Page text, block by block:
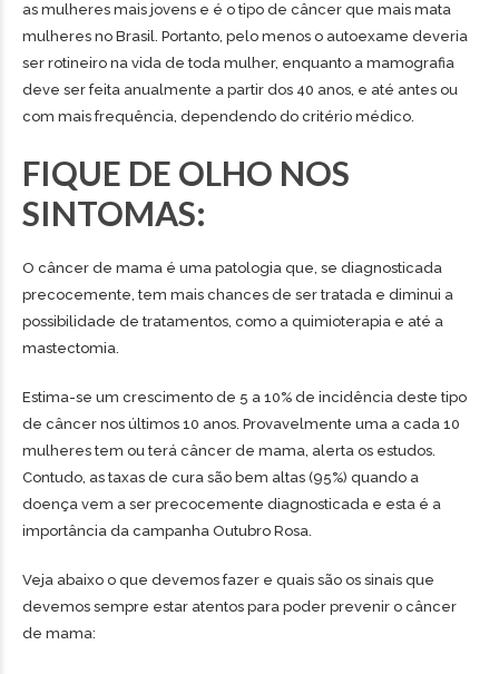
as mulheres mais jovens e é o tipo de câncer que mais mata
mulheres no Brasil. Portanto, pelo menos o autoexame deveria
ser rotineiro na vida de toda mulher, enquanto a mamografia
deve ser feita anualmente a partir dos 40 anos, e até antes ou
com mais frequência, dependendo do critério médico.
FIQUE DE OLHO NOS
SINTOMAS:
O câncer de mama é uma patologia que, se diagnosticada
precocemente, tem mais chances de ser tratada e diminui a
possibilidade de tratamentos, como a quimioterapia e até a
mastectomia.
Estima-se um crescimento de 5 a 10% de incidência deste tipo
de câncer nos últimos 10 anos. Provavelmente uma a cada 10
mulheres tem ou terá câncer de mama, alerta os estudos.
Contudo, as taxas de cura são bem altas (95%) quando a
doença vem a ser precocemente diagnosticada e esta é a
importância da campanha Outubro Rosa.
Veja abaixo o que devemos fazer e quais são os sinais que
devemos sempre estar atentos para poder prevenir o câncer
de mama: